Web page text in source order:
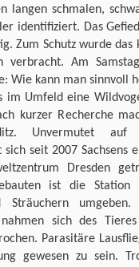
langen schmalen,
identifiziert. Das
Zum Schutz wurde das
verbracht. Am
Wie kann man sinnvoll
im Umfeld eine
kurzer Recherche
Unvermutet
sich seit 2007 Sachsens
Dresden
ist die
Sträuchern
sich des
Parasitäre
gewesen zu sein.